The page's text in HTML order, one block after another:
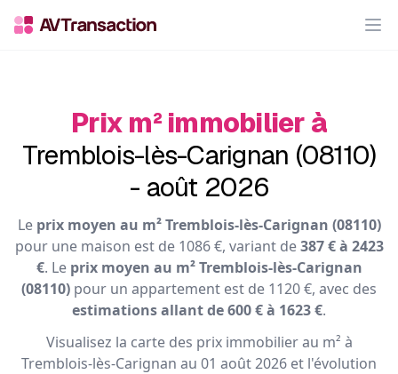
Prix m² immobilier à
Tremblois-lès-Carignan (08110)
- août 2026
Le prix moyen au m² Tremblois-lès-Carignan (08110)
pour une maison est de 1086 €, variant de387 € à 2423
€. Le prix moyen au m² Tremblois-lès-Carignan
(08110) pour un appartement est de 1120 €, avec des
estimations allant de 600 € à 1623 €.
Visualisez la carte des prix immobilier au m² à
Tremblois-lès-Carignan au 01 août 2026 et l'évolution